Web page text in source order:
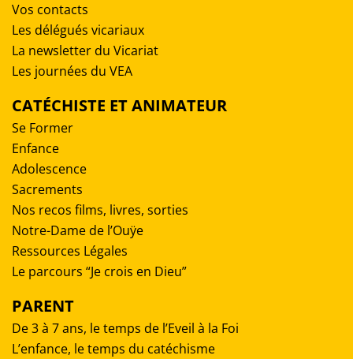
Vos contacts
Les délégués vicariaux
La newsletter du Vicariat
Les journées du VEA
CATÉCHISTE ET ANIMATEUR
Se Former
Enfance
Adolescence
Sacrements
Nos recos films, livres, sorties
Notre-Dame de l’Ouÿe
Ressources Légales
Le parcours “Je crois en Dieu”
PARENT
De 3 à 7 ans, le temps de l’Eveil à la Foi
L’enfance, le temps du catéchisme